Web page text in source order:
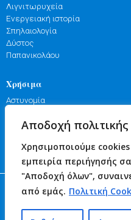
Αποδοχή
Χρησιμοποιούμε
εμπειρία περιήγησής
"Αποδοχή όλων",
από εμάς. Πολιτική
Λιγνιτωρυχεία
Ενεργειακή ιστορία
Σπηλαιολογία
Δύστος
Παπανικολάου
Χρήσιμα
Αστυνομία
Πυροσβεστική
Υγεία
© 2026 Δήμος